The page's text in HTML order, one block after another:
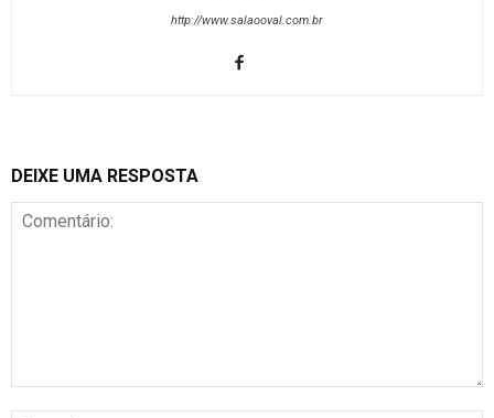
http://www.salaooval.com.br
DEIXE UMA RESPOSTA